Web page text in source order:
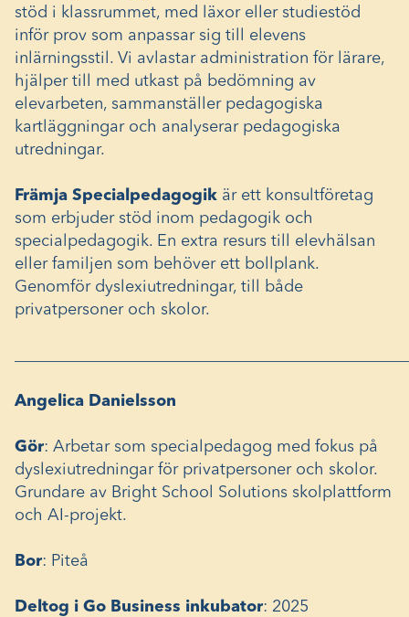
stöd i klassrummet, med läxor eller studiestöd
inför prov som anpassar sig till elevens
inlärningsstil. Vi avlastar administration för lärare,
hjälper till med utkast på bedömning av
elevarbeten, sammanställer pedagogiska
kartläggningar och analyserar pedagogiska
utredningar.
Främja Specialpedagogik är ett konsultföretag
som erbjuder stöd inom pedagogik och
specialpedagogik. En extra resurs till elevhälsan
eller familjen som behöver ett bollplank.
Genomför dyslexiutredningar, till både
privatpersoner och skolor.
Angelica Danielsson
Gör: Arbetar som specialpedagog med fokus på
dyslexiutredningar för privatpersoner och skolor.
Grundare av Bright School Solutions skolplattform
och AI-projekt.
Bor: Piteå
Deltog i Go Business inkubator: 2025